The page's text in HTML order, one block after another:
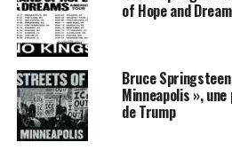
of Hope and
Bruce
Minneapolis »,
de Trump